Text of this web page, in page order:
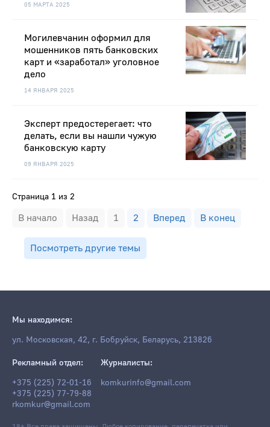
05 МАРТА 2025
14 ЯНВАРЯ 2025
Могилевчанин оформил для
мошенников пять банковских
карт и «заработал» уголовное
дело
09 ЯНВАРЯ 2025
Эксперт предостерегает: что
делать, если вы нашли чужую
банковскую карту
Страница 1 из 2
В начало Назад 1 2 Вперед В конец
Посмотреть другие темы
Мы находимся:
ул. Московская, 42, г. Бобруйск, Беларусь, 213826
Рекламный отдел:
+375 (225) 72-01-16
+375 (225) 77-79-88
rkomkur@gmail.com
Журналисты:
komkurinfo@gmail.com